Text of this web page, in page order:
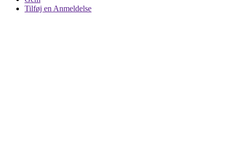
Tilføj en Anmeldelse